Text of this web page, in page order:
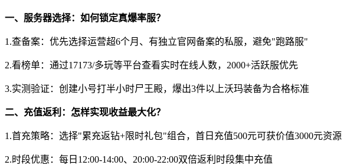
一、服务器选择：如何锁定真爆率服？
1.查备案：优先选择运营超6个月、有独立官网备案的私服，避免"跑路服"
2.看榜单：通过17173/多玩等平台查看实时在线人数，2000+活跃服优先
3.实测验证：创建小号打半小时尸王殿，爆出3件以上沃玛装备为合格标准
二、充值返利：怎样实现收益最大化？
1.首充策略：选择"累充返钻+限时礼包"组合，首日充值500元可获价值3000元资源
2.时段优惠：每日12:00-14:00、20:00-22:00双倍返利时段集中充值